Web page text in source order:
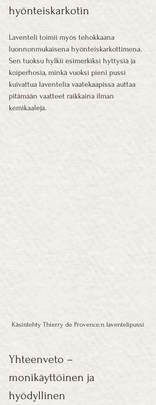
hyönteiskarkotin
Laventeli toimii myös tehokkaana
luonnonmukaisena hyönteiskarkottimena.
Sen tuoksu hylkii esimerkiksi hyttysiä ja
koiperhosia, minkä vuoksi pieni pussi
kuivattua laventelia vaatekaapissa auttaa
pitämään vaatteet raikkaina ilman
kemikaaleja.
Käsintehty Thierry de Provence:n laventelipussi
Yhteenveto –
monikäyttöinen ja
hyödyllinen